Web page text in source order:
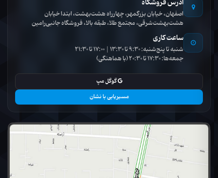
آدرس فروشگاه
اصفهان، خیابان بزرگمهر، چهارراه هشت‌بهشت، ابتدا خیابان
هشت‌بهشت‌شرقی، مجتمع طلا، طبقه بالا، فروشگاه جانبی‌رامین
ساعت کاری
شنبه تا پنج‌شنبه: 9:30 تا 13:30 | 17:00 تا 21:30
جمعه‌ها: 17:30 تا 20:30 (با هماهنگی)
گوگل مپ
مسیریابی با نشان